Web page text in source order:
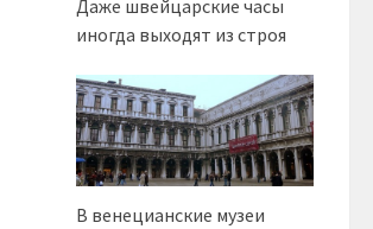
Даже швейцарские часы
иногда выходят из строя
В венецианские музеи